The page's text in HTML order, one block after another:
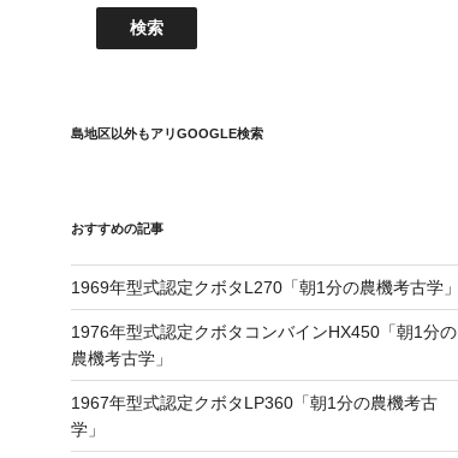
島地区以外もアリGOOGLE検索
おすすめの記事
1969年型式認定クボタL270「朝1分の農機考古学」
1976年型式認定クボタコンバインHX450「朝1分の
農機考古学」
1967年型式認定クボタLP360「朝1分の農機考古
学」